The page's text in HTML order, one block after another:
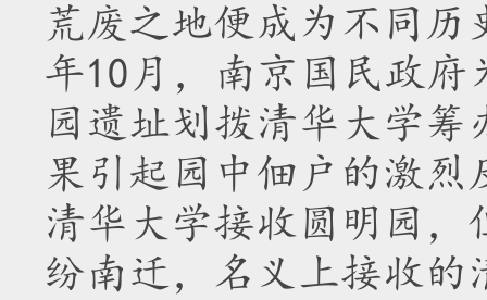
荒废之地便成为不同历
年10月，南京国民政
园遗址划拨清华大学
果引起园中佃户的激烈
清华大学接收圆明园
纷南迁，名义上接收